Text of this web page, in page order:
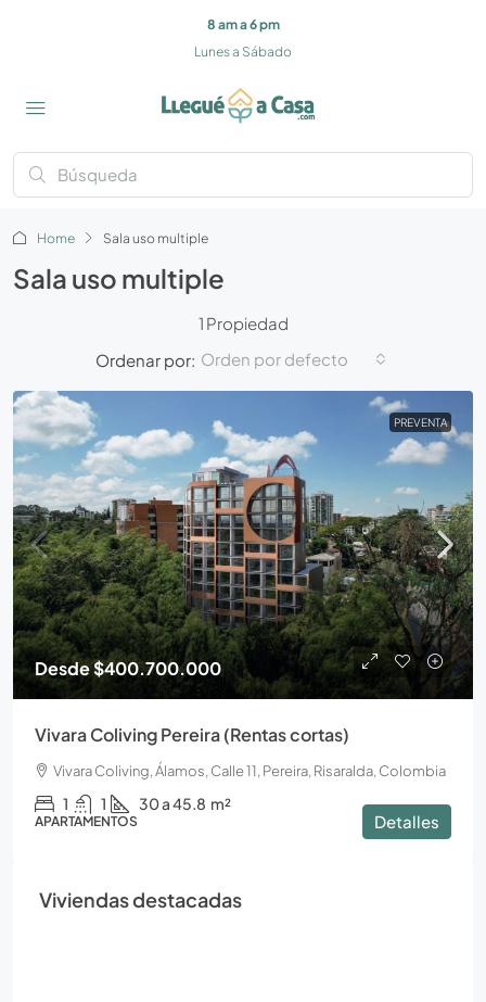
8 am a 6 pm
Lunes a Sábado
Home Sala uso multiple
Sala uso multiple
1 Propiedad
Ordenar por: Orden por defecto
PREVENTA
Desde$400.700.000
Vivara Coliving Pereira (Rentas cortas)
Vivara Coliving, Álamos, Calle 11, Pereira, Risaralda, Colombia
1 1 30 a 45.8 m²
APARTAMENTOS Detalles
Viviendas destacadas